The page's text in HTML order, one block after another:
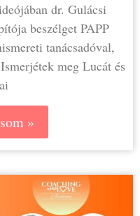
dr. Gulácsi
beszélget PAPP
tanácsadóval,
meg Lucát és
»